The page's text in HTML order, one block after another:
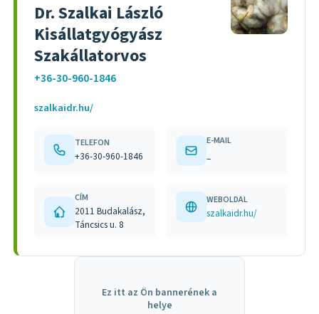
Dr. Szalkai László
Kisállatgyógyász
Szakállatorvos
+36-30-960-1846
szalkaidr.hu/
TELEFON
+36-30-960-1846
E-MAIL
–
CÍM
2011 Budakalász,
Táncsics u. 8
WEBOLDAL
szalkaidr.hu/
Ez itt az Ön bannerének a
helye